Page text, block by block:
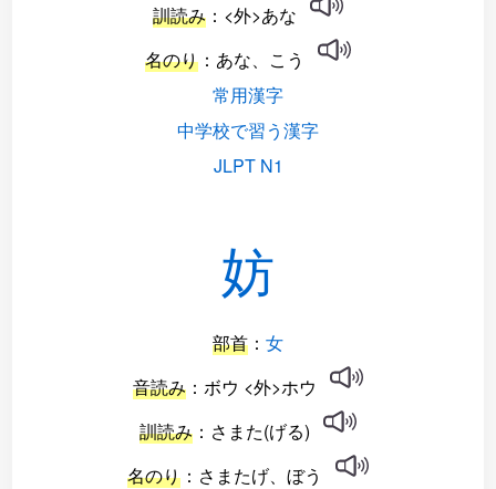
訓読み ：<外>あな
名のり ：あな、こう
常用漢字
中学校で習う漢字
JLPT N1
妨
部首 ： 女
音読み ：ボウ <外>ホウ
訓読み ：さまた(げる)
名のり ：さまたげ、ぼう